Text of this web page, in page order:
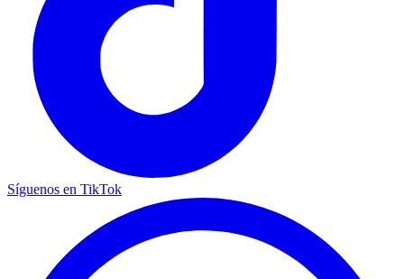
Síguenos en TikTok